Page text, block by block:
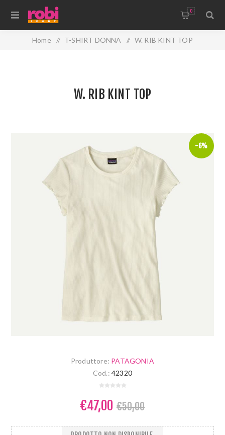
0
Home / T-SHIRT DONNA / W. RIB KINT TOP
-6%
W. RIB KINT TOP
Produttore: PATAGONIA
Cod.: 42320
€47,00 €50,00